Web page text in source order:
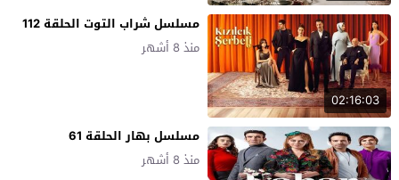
02:16:03
مسلسل شراب التوت الحلقة 112
منذ 8 أشهر
مسلسل بهار الحلقة 61
منذ 8 أشهر